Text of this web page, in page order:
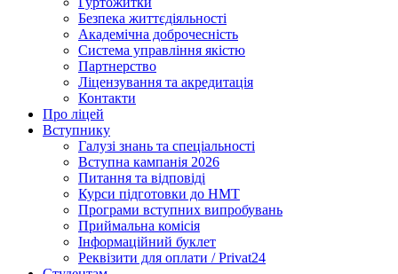
Безпека життєдіяльності
Академічна доброчесність
Система управління якістю
Партнерство
Ліцензування та акредитація
Контакти
Про ліцей
Вступнику
Галузі знань та спеціальності
Вступна кампанія 2026
Питання та відповіді
Курси підготовки до НМТ
Програми вступних випробувань
Приймальна комісія
Інформаційний буклет
Реквізити для оплати / Privat24